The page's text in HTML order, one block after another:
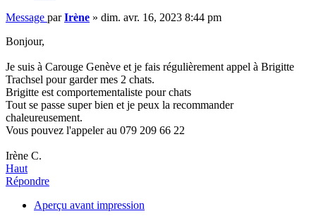
Message parIrène » dim. avr. 16, 2023 8:44 pm
Bonjour,
Je suis à Carouge Genève et je fais régulièrement appel à Brigitte
Trachsel pour garder mes 2 chats.
Brigitte est comportementaliste pour chats
Tout se passe super bien et je peux la recommander
chaleureusement.
Vous pouvez l'appeler au 079 209 66 22
Irène C.
Haut
Répondre
Aperçu avant impression